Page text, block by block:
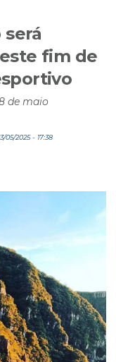
será
fim de
de maio
2025 - 17:38